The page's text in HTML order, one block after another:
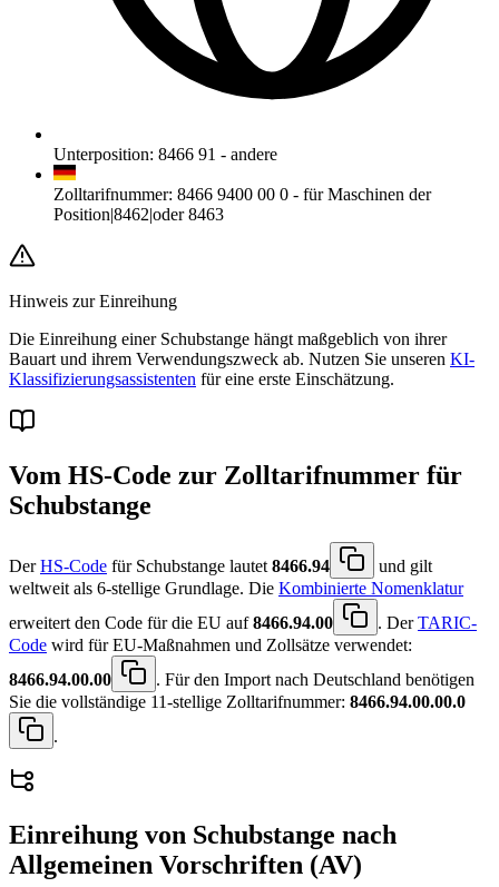
Unterposition: 8466 91 - andere
Zolltarifnummer: 8466 9400 00 0 - für Maschinen der
Position|8462|oder 8463
Hinweis zur Einreihung
Die Einreihung einer Schubstange hängt maßgeblich von ihrer
Bauart und ihrem Verwendungszweck ab. Nutzen Sie unseren KI-
Klassifizierungsassistenten für eine erste Einschätzung.
Vom HS-Code zur Zolltarifnummer für
Schubstange
DerHS-Code für Schubstange lautet8466.94
und gilt
weltweit als 6-stellige Grundlage. Die Kombinierte Nomenklatur
erweitert den Code für die EU auf8466.94.00 . DerTARIC-
Code wird für EU-Maßnahmen und Zollsätze verwendet:
8466.94.00.00
. Für den Import nach Deutschland benötigen
Sie die vollständige 11-stellige Zolltarifnummer: 8466.94.00.00.0
.
Einreihung von Schubstange nach
Allgemeinen Vorschriften (AV)